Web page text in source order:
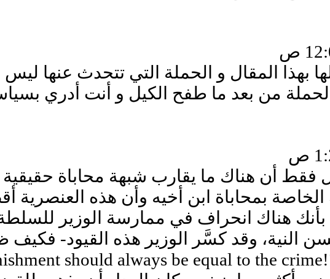
بهذا المقال و الحملة التي تتحدث عنها
من بعد ما طفح الكيل و أنت أدري
فقط أن هناك ما يقارب شبهة محاباة
بمحاباة ابن أخيه وأن هذه العنصرية
هناك انحراف في ممارسة الوزير للسلطة
النية، وقد كسَّر الوزير هذه القيود- فكيف